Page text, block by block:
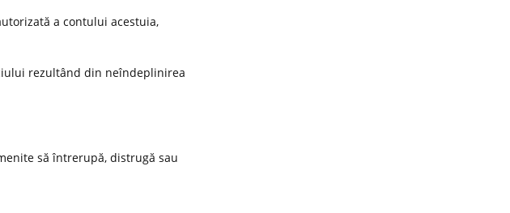
a contului acestuia,
rezultând din neîndeplinirea
să întrerupă, distrugă sau